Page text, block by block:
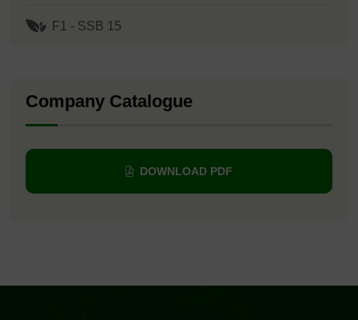
F1 - SSB 15
Company Catalogue
DOWNLOAD PDF